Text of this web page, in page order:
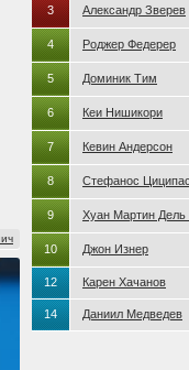
3 Александр Зверев
4 Роджер Федерер
5 Доминик Тим
6 Кеи Нишикори
7 Кевин Андерсон
8 Стефанос Циципас
9 Хуан Мартин Дель
10 Джон Изнер
12 Карен Хачанов
14 Даниил Медведев